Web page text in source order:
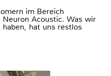
im Bereich
Neuron Acoustic. Was wir
hat uns restlos